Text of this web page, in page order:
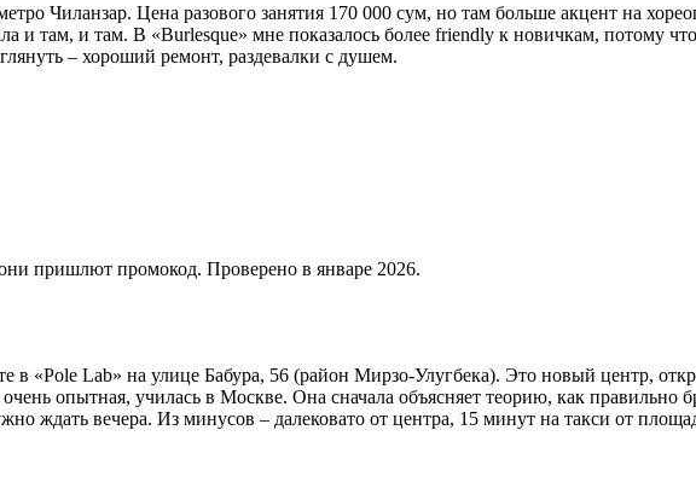
Чиланзар. Цена разового занятия 170 000 сум, но там больше акцент на
и там, и там. В «Burlesque» мне показалось более friendly к новичкам, потому
– хороший ремонт, раздевалки с душем.
пришлют промокод. Проверено в январе 2026.
в «Pole Lab» на улице Бабура, 56 (район Мирзо-Улугбека). Это новый центр,
опытная, училась в Москве. Она сначала объясняет теорию, как правильно
ждать вечера. Из минусов – далековато от центра, 15 минут на такси от